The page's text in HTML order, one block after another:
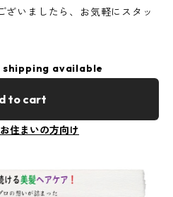
ざいましたら、お気軽にスタッ
available
to cart
住まいの方向け